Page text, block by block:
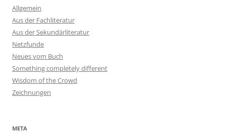
Allgemein
Aus der Fachliteratur
Aus der Sekundärliteratur
Netzfunde
Neues vom Buch
Something completely different
Wisdom of the Crowd
Zeichnungen
META